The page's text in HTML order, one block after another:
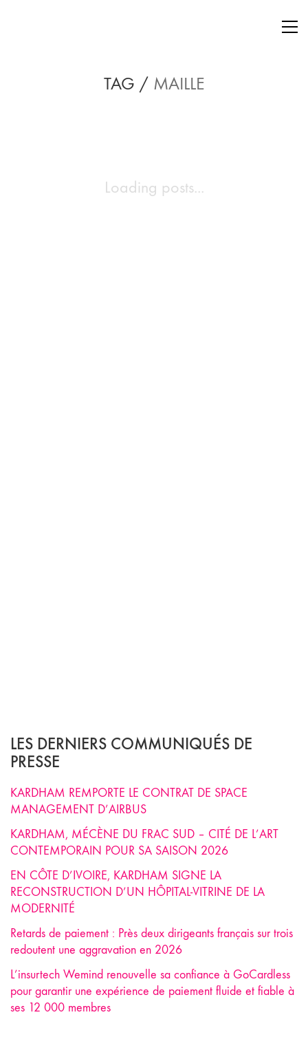
TAG / MAILLE
Loading posts...
LES DERNIERS COMMUNIQUÉS DE
PRESSE
KARDHAM REMPORTE LE CONTRAT DE SPACE
MANAGEMENT D’AIRBUS
KARDHAM, MÉCÈNE DU FRAC SUD – CITÉ DE L’ART
CONTEMPORAIN POUR SA SAISON 2026
EN CÔTE D’IVOIRE, KARDHAM SIGNE LA
RECONSTRUCTION D’UN HÔPITAL-VITRINE DE LA
MODERNITÉ
Retards de paiement : Près deux dirigeants français sur trois
redoutent une aggravation en 2026
L’insurtech Wemind renouvelle sa confiance à GoCardless
pour garantir une expérience de paiement fluide et fiable à
ses 12 000 membres